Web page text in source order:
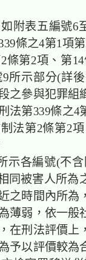
附表五編號6
條之4第1項
條第2項、第
所示部分(詳
之參與犯罪組
法第339條之4
法第2條第2
示各編號(不含
同被害人所為
之時間內所為
薄弱，依一般
在刑法評價上
予以評價較為